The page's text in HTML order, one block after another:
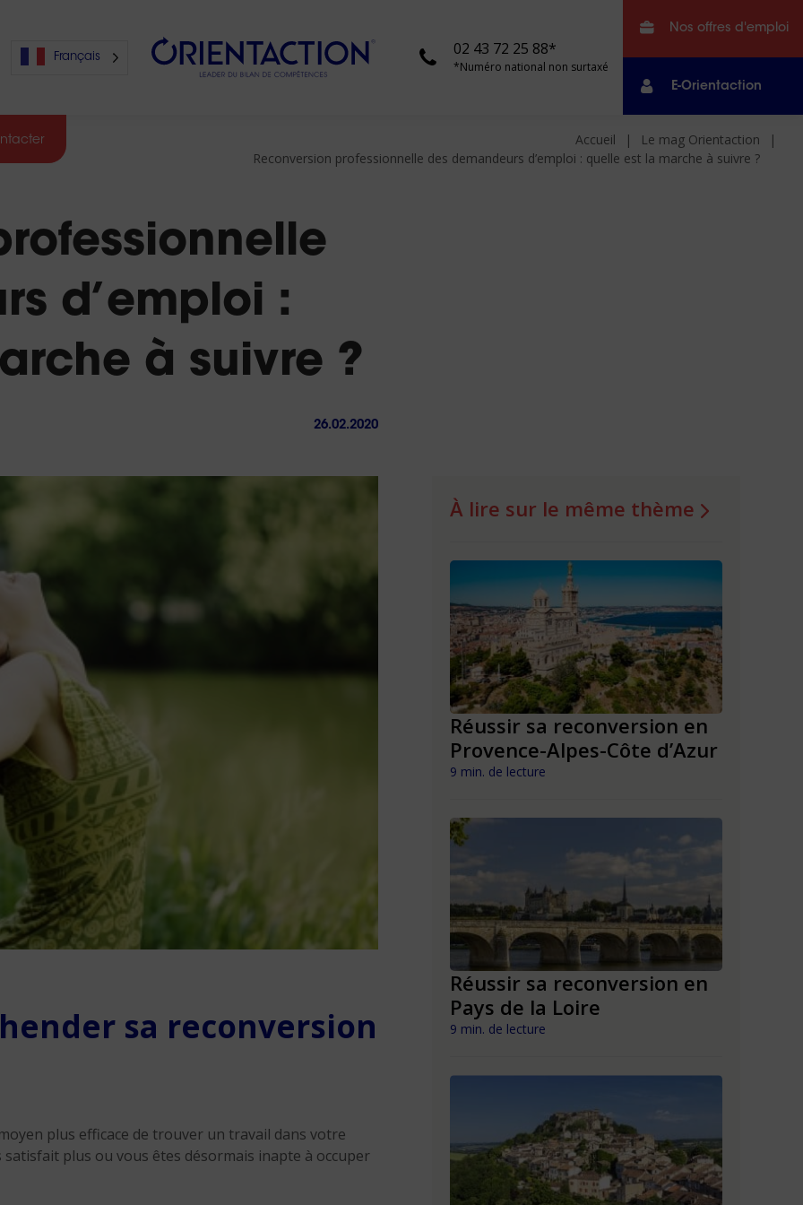
Français 02 43 72 25 88*
*Numéro national non surtaxé
Nos offres d'emploi
E-Orientaction
24h
Accueil
Le mag Orientaction
Reconversion professionnelle des demandeurs d’emploi : quelle est la marche à suivre ?
d’emploi :
à suivre ?
26.02.2020
sa reconversion
plus efficace de trouver un travail dans votre
plus ou vous êtes désormais inapte à occuper
À lire sur le même thème
9 min. de lecture
Réussir sa reconversion en
Provence-Alpes-Côte d’Azur
9 min. de lecture
Réussir sa reconversion en
Pays de la Loire
9 min. de lecture